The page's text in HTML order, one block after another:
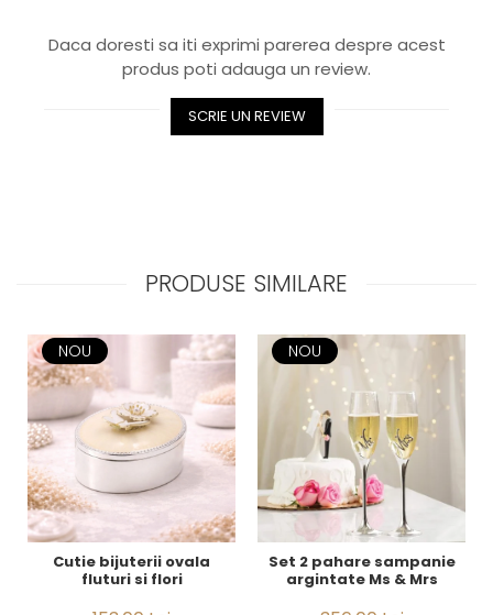
Daca doresti sa iti exprimi parerea despre acest
produs poti adauga un review.
SCRIE UN REVIEW
PRODUSE SIMILARE
NOU
Cutie bijuterii ovala
fluturi si flori
NOU
Set 2 pahare sampanie
argintate Ms & Mrs